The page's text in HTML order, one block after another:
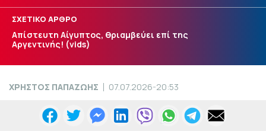
ΣΧΕΤΙΚΟ ΑΡΘΡΟ
Απίστευτη Αίγυπτος, θριαμβεύει επί της
Αργεντινής! (vids)
ΧΡΗΣΤΟΣ ΠΑΠΑΖΩΗΣ 07.07.2026-20:53